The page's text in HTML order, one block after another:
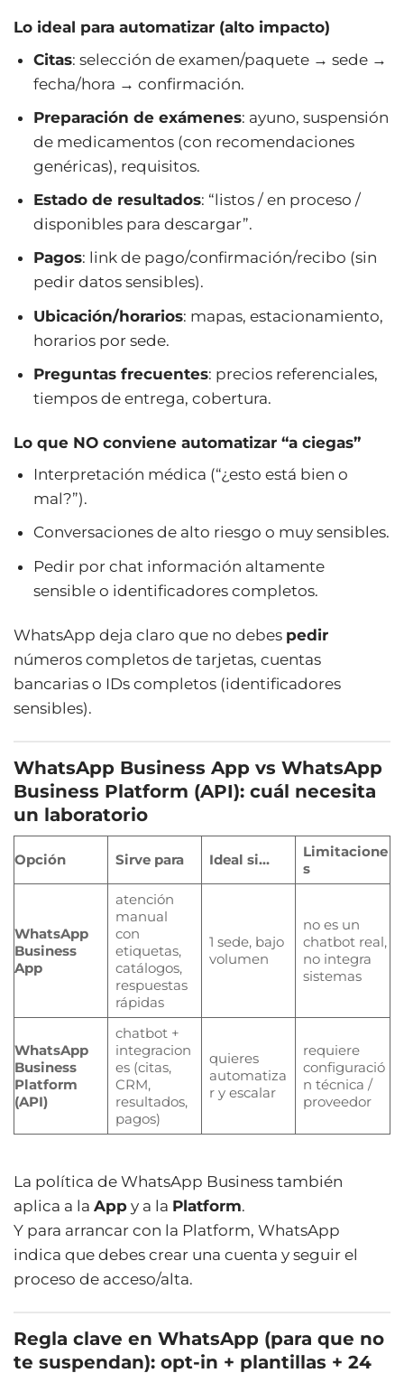
Lo ideal para automatizar (alto impacto)
Citas: selección de examen/paquete → sede →
fecha/hora → confirmación.
Preparación de exámenes: ayuno, suspensión
de medicamentos (con recomendaciones
genéricas), requisitos.
Estado de resultados: “listos / en proceso /
disponibles para descargar”.
Pagos: link de pago/confirmación/recibo (sin
pedir datos sensibles).
Ubicación/horarios: mapas, estacionamiento,
horarios por sede.
Preguntas frecuentes: precios referenciales,
tiempos de entrega, cobertura.
Lo que NO conviene automatizar “a ciegas”
Interpretación médica (“¿esto está bien o
mal?”).
Conversaciones de alto riesgo o muy sensibles.
Pedir por chat información altamente
sensible o identificadores completos.
WhatsApp deja claro que no debes pedir
números completos de tarjetas, cuentas
bancarias o IDs completos (identificadores
sensibles).
WhatsApp Business App vs WhatsApp
Business Platform (API): cuál necesita
un laboratorio
Opción Sirve para Ideal si…
Limitacione
s
WhatsApp
Business
App
atención
manual
con
etiquetas,
catálogos,
respuestas
rápidas
1 sede, bajo
volumen
no es un
chatbot real,
no integra
sistemas
WhatsApp
Business
Platform
(API)
chatbot +
integracion
es (citas,
CRM,
resultados,
pagos)
quieres
automatiza
r y escalar
requiere
configuració
n técnica /
proveedor
La política de WhatsApp Business también
aplica a la App y a la Platform.
Y para arrancar con la Platform, WhatsApp
indica que debes crear una cuenta y seguir el
proceso de acceso/alta.
Regla clave en WhatsApp (para que no
te suspendan): opt-in + plantillas + 24